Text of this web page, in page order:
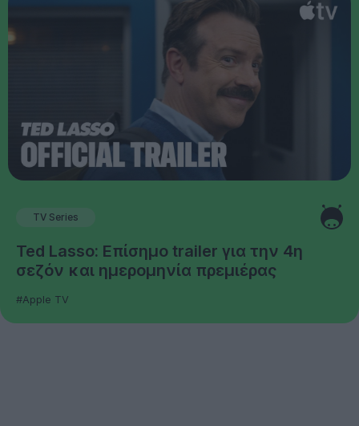
TV Series
Ted Lasso: Επίσημο trailer για την 4η
σεζόν και ημερομηνία πρεμιέρας
#Apple TV